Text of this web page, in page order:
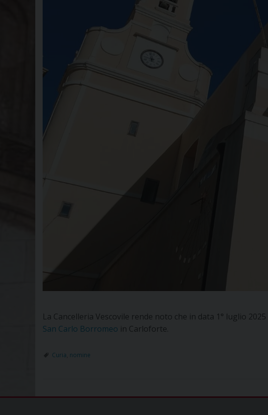
La Cancelleria Vescovile rende noto che in data 1° luglio
San Carlo Borromeo in Carloforte.
Curia nomine